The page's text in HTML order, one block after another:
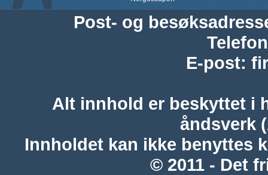
Post- og
Telefon
E-post:
Alt innhold er beskyttet i
åndsverk
Innholdet kan ikke benyttes
© 2011 - Det